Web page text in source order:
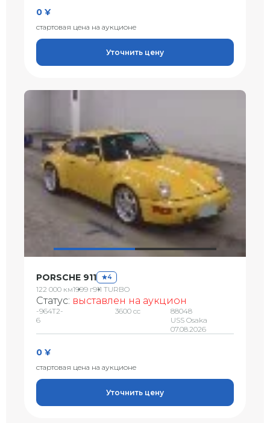
0 ¥
стартовая цена на аукционе
Уточнить цену
PORSCHE 911 4
122 000 км1999 г911 TURBO
Статус: выставлен на аукцион
-964T2-
6
3600 сс
88048
USS Osaka
07.08.2026
0 ¥
стартовая цена на аукционе
Уточнить цену